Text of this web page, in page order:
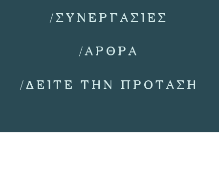
/ΣΥΝΕΡΓΑΣΙΕΣ
/ΑΡΘΡΑ
/ΔΕΙΤΕ ΤΗΝ ΠΡΟΤΑΣΗ